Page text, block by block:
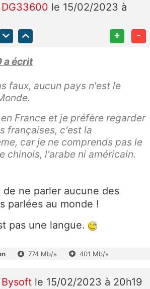
DG33600 le 15/02/2023 à
+ -
a écrit
faux, aucun pays n'est le
en France et je préfère regarder
françaises, c'est la
, car je ne comprends pas le
chinois, l'arabe ni américain.
de ne parler aucune des
parlées au monde !
pas une langue.
774 Mb/s 401 Mb/s
Bysoft le 15/02/2023 à 20h19